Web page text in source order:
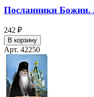
Посланники
242 ₽
В корзину
Арт. 42250